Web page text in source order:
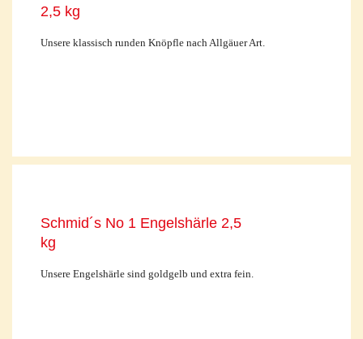
2,5 kg
Unsere klassisch runden Knöpfle nach Allgäuer Art.
Schmid´s No 1 Engelshärle 2,5
kg
Unsere Engelshärle sind goldgelb und extra fein.